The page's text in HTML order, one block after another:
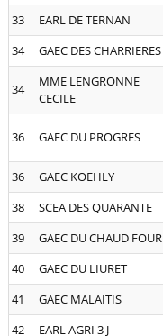
33
EARL DE TERNAN
34
GAEC DES CHARRIERES
34
MME LENGRONNE
CECILE
36 GAEC DU PROGRES
36 GAEC KOEHLY
38
SCEA DES QUARANTE
39
GAEC DU CHAUD FOUR
40
GAEC DU LIURET
41
GAEC MALAITIS
42
EARL AGRI 3 J